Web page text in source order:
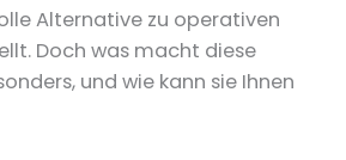
Alternative zu operativen
Doch was macht diese
und wie kann sie Ihnen